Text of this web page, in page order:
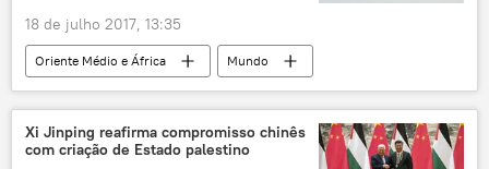
18 de julho 2017, 13:35
Oriente Médio e África
Mundo
Notícias
Israel
Oriente Médio
Col. Binyami
Haaretz
IDF
base aérea
Sdot Há’ela
exército
Xi Jinping reafirma compromisso chinês
com criação de Estado palestino